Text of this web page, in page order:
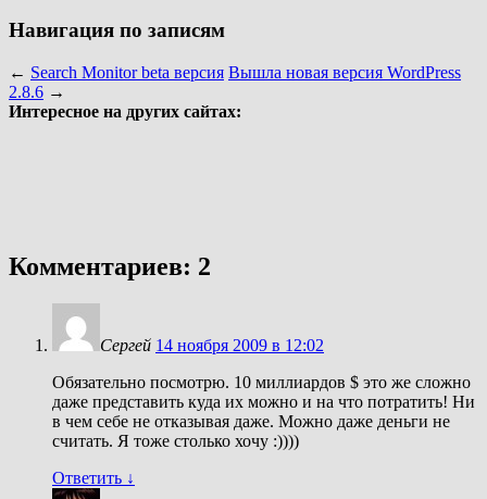
Навигация по записям
← Search Monitor beta версия Вышла новая версия WordPress
2.8.6 →
Интересное на других сайтах:
Комментариев: 2
Сергей 14 ноября 2009 в 12:02
Обязательно посмотрю. 10 миллиардов $ это же сложно
даже представить куда их можно и на что потратить! Ни
в чем себе не отказывая даже. Можно даже деньги не
считать. Я тоже столько хочу :))))
Ответить ↓